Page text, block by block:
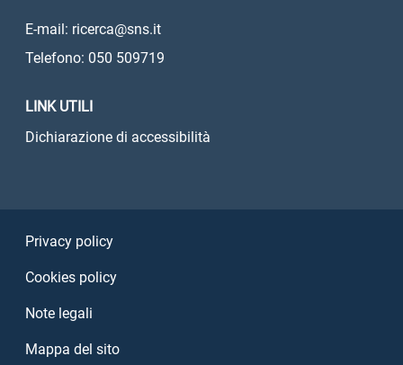
E-mail: ricerca@sns.it
Telefono: 050 509719
LINK UTILI
Dichiarazione di accessibilità
Privacy policy
Cookies policy
Note legali
Mappa del sito